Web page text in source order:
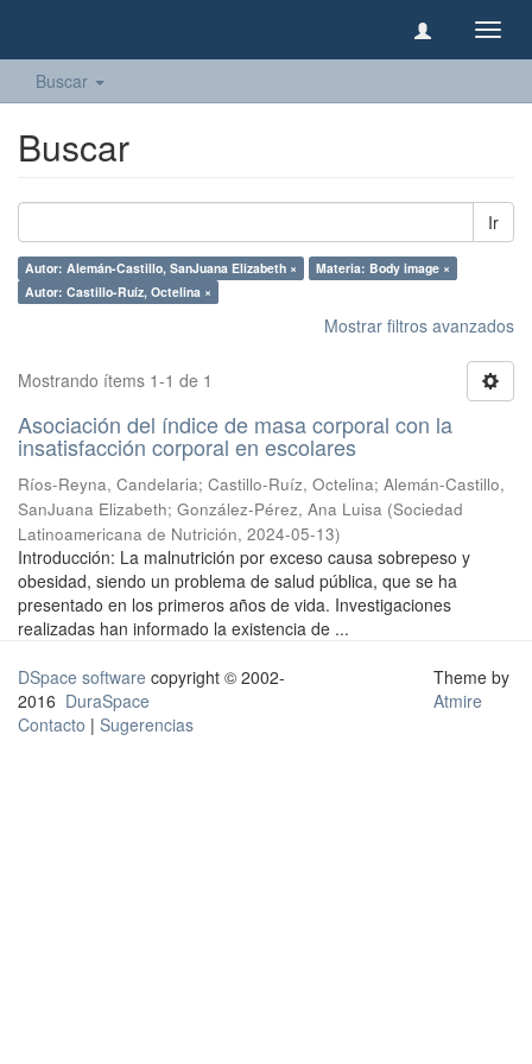
Buscar
Buscar
Ir
Autor: Alemán-Castillo, SanJuana Elizabeth ×
Materia: Body image ×
Autor: Castillo-Ruíz, Octelina ×
Mostrar filtros avanzados
Mostrando ítems 1-1 de 1
Asociación del índice de masa corporal con la
insatisfacción corporal en escolares
Ríos-Reyna, Candelaria; Castillo-Ruíz, Octelina; Alemán-Castillo,
SanJuana Elizabeth; González-Pérez, Ana Luisa (Sociedad
Latinoamericana de Nutrición, 2024-05-13)
Introducción: La malnutrición por exceso causa sobrepeso y
obesidad, siendo un problema de salud pública, que se ha
presentado en los primeros años de vida. Investigaciones
realizadas han informado la existencia de ...
DSpace software copyright © 2002-
2016 DuraSpace
Contacto | Sugerencias
Theme by
Atmire